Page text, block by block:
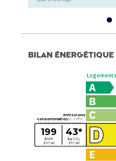
Bilan énergétique
Logement
consommation
(énergie primaire)
199
kWh
/m².an
émissions
(gaz à effet
de serre)
43*
kg CO₂
/m².an